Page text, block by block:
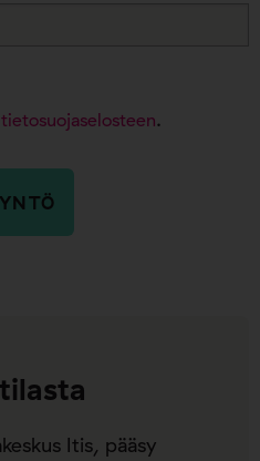
tietosuojaselosteen.
Itis, pääsy